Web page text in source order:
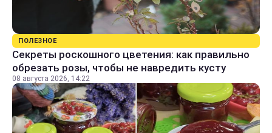
ПОЛЕЗНОЕ
Секреты роскошного цветения: как правильно
обрезать розы, чтобы не навредить кусту
08 августа 2026, 14:22